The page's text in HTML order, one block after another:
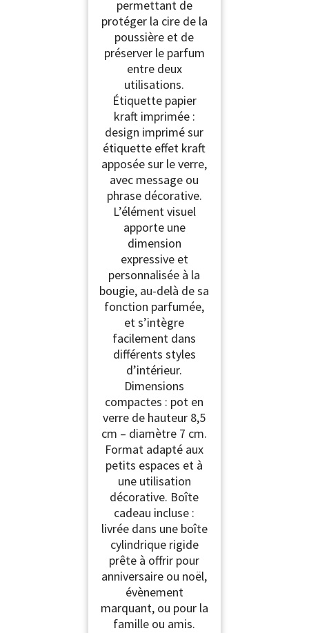
permettant de
protéger la cire de la
poussière et de
préserver le parfum
entre deux
utilisations.
Étiquette papier
kraft imprimée :
design imprimé sur
étiquette effet kraft
apposée sur le verre,
avec message ou
phrase décorative.
L’élément visuel
apporte une
dimension
expressive et
personnalisée à la
bougie, au-delà de sa
fonction parfumée,
et s’intègre
facilement dans
différents styles
d’intérieur.
Dimensions
compactes : pot en
verre de hauteur 8,5
cm – diamètre 7 cm.
Format adapté aux
petits espaces et à
une utilisation
décorative. Boîte
cadeau incluse :
livrée dans une boîte
cylindrique rigide
prête à offrir pour
anniversaire ou noël,
évènement
marquant, ou pour la
famille ou amis.